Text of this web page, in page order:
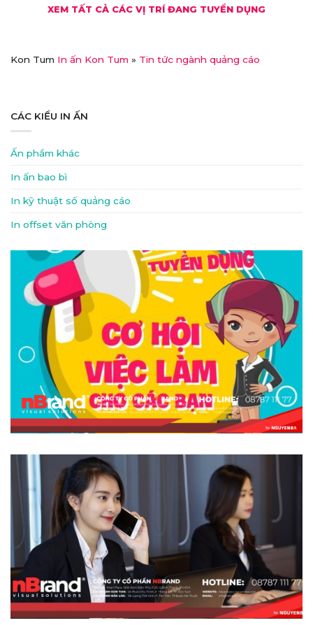
XEM TẤT CẢ CÁC VỊ TRÍ ĐANG TUYỂN DỤNG
Kon Tum In ấn Kon Tum » Tin tức ngành quảng cáo
CÁC KIỂU IN ẤN
Ấn phẩm khác
In ấn bao bì
In kỹ thuật số quảng cáo
In offset văn phòng